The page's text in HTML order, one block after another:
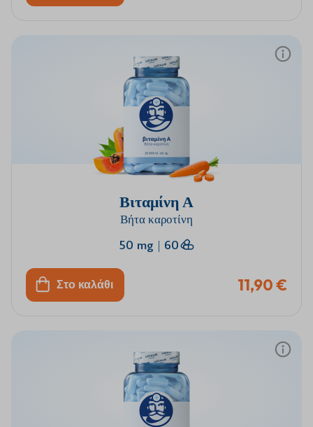
Βιταμίνη Α
Βήτα καροτίνη
50 mg | 60
Στο καλάθι 11,90 €